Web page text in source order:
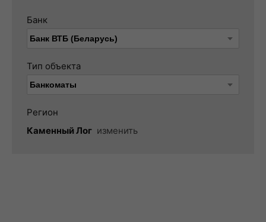
Банк
Тип объекта
Регион
Каменный Лог изменить